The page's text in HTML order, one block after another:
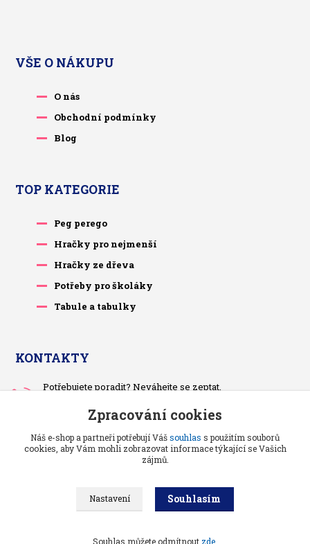
VŠE O NÁKUPU
O nás
Obchodní podmínky
Blog
TOP KATEGORIE
Peg perego
Hračky pro nejmenší
Hračky ze dřeva
Potřeby pro školáky
Tabule a tabulky
KONTAKTY
Potřebujete poradit? Neváhejte se zeptat.
Po-čt, po 13 hodině
pietrasova.p@seznam.cz
Vše pro děti a kojence // Grafika a kódování
Zpracování cookies
Náš e-shop a partneři potřebují Vášsouhlas s použitím souborů
cookies, aby Vám mohli zobrazovat informace týkající se Vašich
zájmů.
Nastavení Souhlasím
Souhlas můžete odmítnout zde